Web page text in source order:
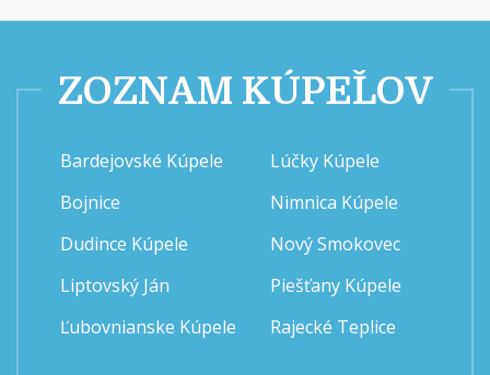
ZOZNAM KÚPEĽOV
Bardejovské Kúpele
Bojnice
Dudince Kúpele
Liptovský Ján
Ľubovnianske Kúpele
Lúčky Kúpele
Nimnica Kúpele
Nový Smokovec
Piešťany Kúpele
Rajecké Teplice